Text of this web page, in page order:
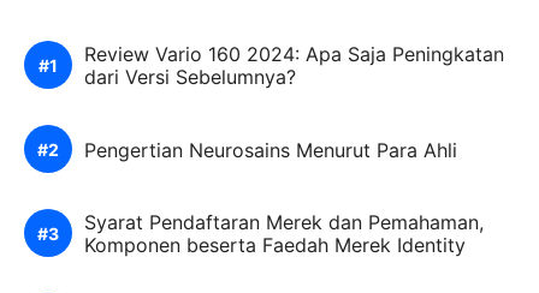
Review Vario 160 2024: Apa Saja Peningkatan
dari Versi Sebelumnya?
Pengertian Neurosains Menurut Para Ahli
Syarat Pendaftaran Merek dan Pemahaman,
Komponen beserta Faedah Merek Identity